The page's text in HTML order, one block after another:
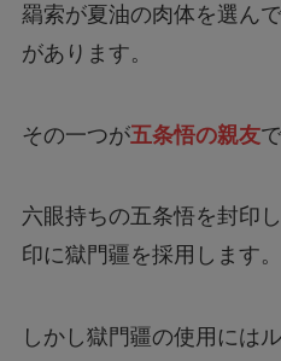
羂索が夏油の肉体を選ん
があります。
その一つが五条悟の親友
六眼持ちの五条悟を封印
印に獄門疆を採用します。
しかし獄門疆の使用には